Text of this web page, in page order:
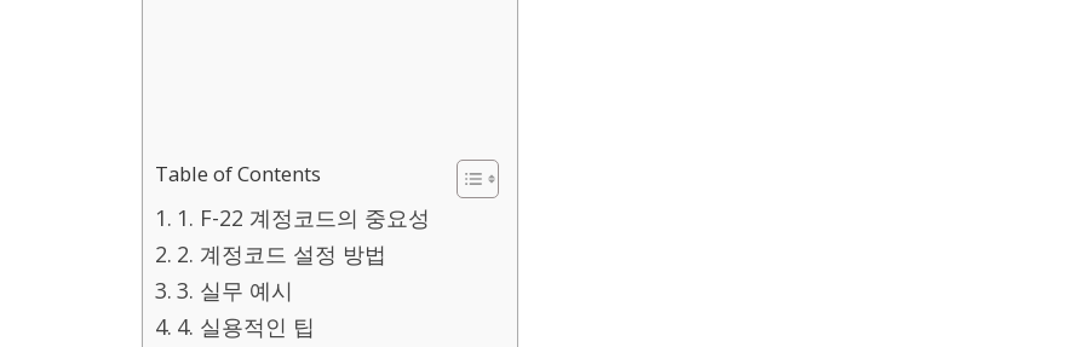
Table of Contents
1. F-22 계정코드의 중요성
2. 계정코드 설정 방법
3. 실무 예시
4. 실용적인 팁